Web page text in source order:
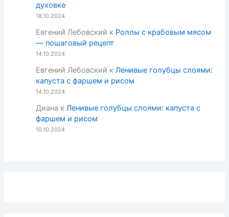
духовке
18.10.2024
Евгений Лебовский к Роллы с крабовым мясом
— пошаговый рецепт
14.10.2024
Евгений Лебовский к Ленивые голубцы слоями:
капуста с фаршем и рисом
14.10.2024
Диана к Ленивые голубцы слоями: капуста с
фаршем и рисом
10.10.2024